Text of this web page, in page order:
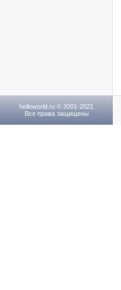
helloworld.ru © 2001-2021
Все права защищены